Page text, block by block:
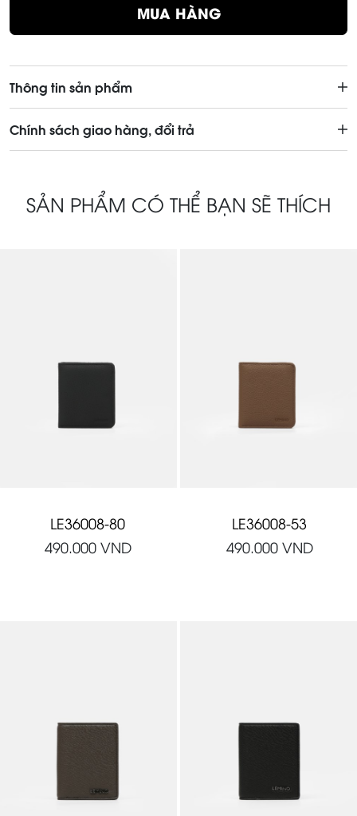
MUA HÀNG
Thông tin sản phẩm
Chính sách giao hàng, đổi trả
SẢN PHẨM CÓ THỂ BẠN SẼ THÍCH
LE36008-80
490.000VND
LE36008-53
490.000VND